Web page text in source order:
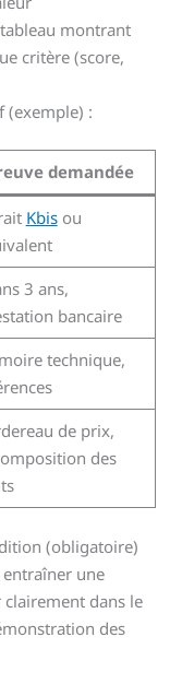
montrant
critère (score,
(exemple) :
demandée
Kbisou
3 ans,
bancaire
technique,
de prix,
des
(obligatoire)
une
dans le
des